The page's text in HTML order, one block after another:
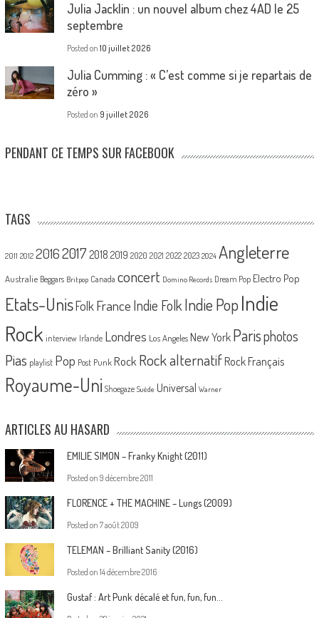
Julia Jacklin : un nouvel album chez 4AD le 25
septembre
Posted on 10 juillet 2026
Julia Cumming : « C’est comme si je repartais de
zéro »
Posted on 9 juillet 2026
PENDANT CE TEMPS SUR FACEBOOK
TAGS
2011 2012 20162017 2018 2019 2020 2021 2022 2023 2024 Angleterre
Australie Beggars Britpop Canada concert Domino Records Dream Pop Electro Pop
Etats-UnisFolk France Indie FolkIndie PopIndie
Rock interview Irlande Londres Los Angeles New York Parisphotos
Pias playlist Pop Post Punk Rock Rock alternatif Rock Français
Royaume-Uni Shoegaze Suède Universal Warner
ARTICLES AU HASARD
EMILIE SIMON – Franky Knight (2011)
Posted on 9 décembre 2011
FLORENCE + THE MACHINE – Lungs (2009)
Posted on 7 août 2009
TELEMAN – Brilliant Sanity (2016)
Posted on 14 décembre 2016
Gustaf : Art Punk décalé et fun, fun, fun…